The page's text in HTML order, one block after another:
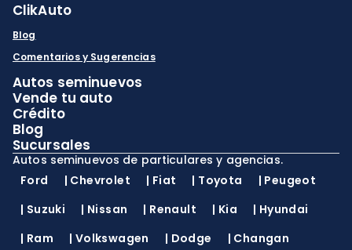
ClikAuto
Blog
Comentarios y Sugerencias
Autos seminuevos
Vende tu auto
Crédito
Blog
Sucursales
Autos seminuevos de particulares y agencias.
Ford
| Chevrolet | Fiat | Toyota | Peugeot
| Suzuki | Nissan | Renault | Kia | Hyundai
| Ram | Volkswagen | Dodge | Changan